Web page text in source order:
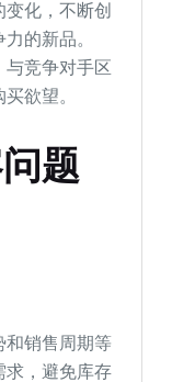
化，不断创
的新品。
竞争对手区
欲望。
题
和销售周期等
求，避免库存